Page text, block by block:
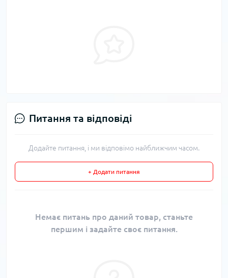
Питання та відповіді
Додайте питання, і ми відповімо найближчим часом.
+ Додати питання
Немає питань про даний товар, станьте
першим і задайте своє питання.